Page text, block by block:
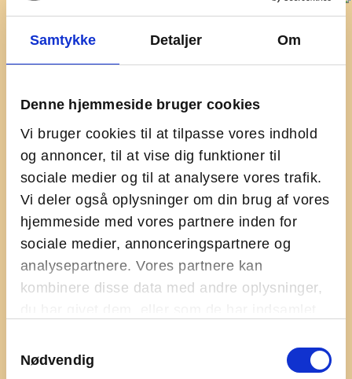
Samtykke Detaljer Om
Denne hjemmeside bruger cookies
Vi bruger cookies til at tilpasse vores indhold
og annoncer, til at vise dig funktioner til
sociale medier og til at analysere vores trafik.
Vi deler også oplysninger om din brug af vores
hjemmeside med vores partnere inden for
sociale medier, annonceringspartnere og
analysepartnere. Vores partnere kan
kombinere disse data med andre oplysninger,
Nødvendig
Hvad kan man lave på
øen?
På Ungdomsøen er det din egen skyld, hvis du
keder dig.
Vi har 70.000 eventyrlige kvadratmetre, som du kan
gå på opdagelse i. Der er altid noget at lave på øen, og
du kan både gå i gang med aktiviteter på egen hånd
eller booke øens unge til at skabe nogle helt særlige